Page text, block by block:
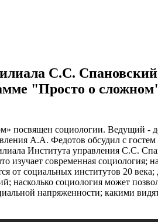
С.С. Спановский
"Просто о
посвящен социологии. Ведущий -
А.А. Федотов обсудил с гостем
Института управления С.С.
изучает современная социология;
от социальных институтов 20
насколько социология может
напряженности; какими